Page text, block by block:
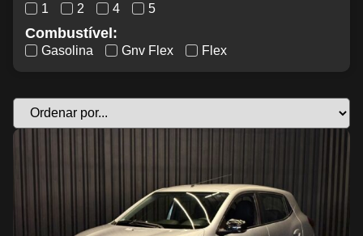
1 2 4 5
Combustível:
Gasolina Gnv Flex Flex